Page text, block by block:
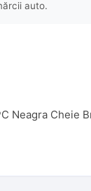
auto.
Neagra Cheie